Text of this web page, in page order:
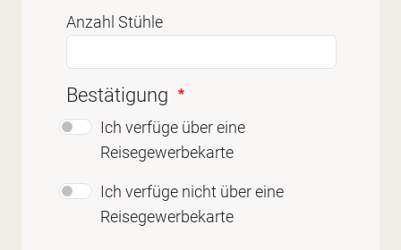
Anzahl Stühle
Bestätigung
Ich verfüge über eine
Reisegewerbekarte
Ich verfüge nicht über eine
Reisegewerbekarte